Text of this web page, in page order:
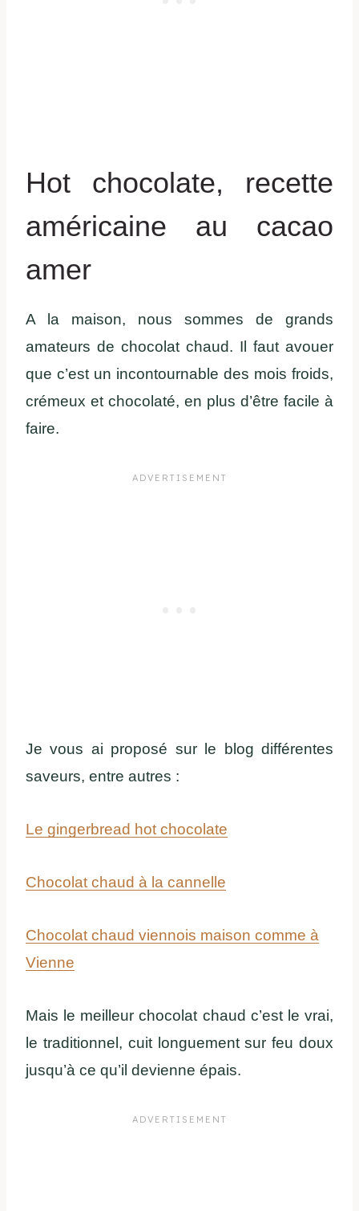
Hot chocolate, recette
américaine au cacao
amer
A la maison, nous sommes de grands
amateurs de chocolat chaud. Il faut avouer
que c’est un incontournable des mois froids,
crémeux et chocolaté, en plus d’être facile à
faire.
Je vous ai proposé sur le blog différentes
saveurs, entre autres :
Le gingerbread hot chocolate
Chocolat chaud à la cannelle
Chocolat chaud viennois maison comme à
Vienne
Mais le meilleur chocolat chaud c’est le vrai,
le traditionnel, cuit longuement sur feu doux
jusqu’à ce qu’il devienne épais.